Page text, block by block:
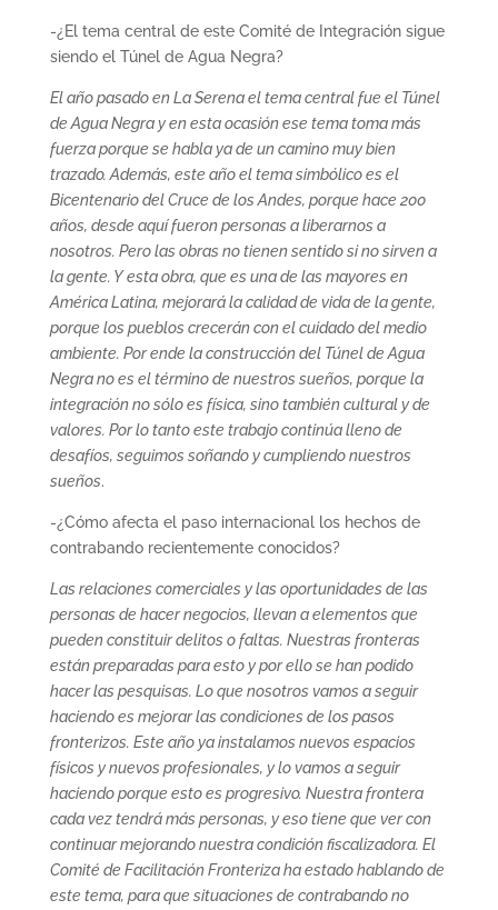
-¿El tema central de este Comité de Integración sigue
siendo el Túnel de Agua Negra?
El año pasado en La Serena el tema central fue el Túnel
de Agua Negra y en esta ocasión ese tema toma más
fuerza porque se habla ya de un camino muy bien
trazado. Además, este año el tema simbólico es el
Bicentenario del Cruce de los Andes, porque hace 200
años, desde aquí fueron personas a liberarnos a
nosotros. Pero las obras no tienen sentido si no sirven a
la gente. Y esta obra, que es una de las mayores en
América Latina, mejorará la calidad de vida de la gente,
porque los pueblos crecerán con el cuidado del medio
ambiente. Por ende la construcción del Túnel de Agua
Negra no es el término de nuestros sueños, porque la
integración no sólo es física, sino también cultural y de
valores. Por lo tanto este trabajo continúa lleno de
desafíos, seguimos soñando y cumpliendo nuestros
sueños.
-¿Cómo afecta el paso internacional los hechos de
contrabando recientemente conocidos?
Las relaciones comerciales y las oportunidades de las
personas de hacer negocios, llevan a elementos que
pueden constituir delitos o faltas. Nuestras fronteras
están preparadas para esto y por ello se han podido
hacer las pesquisas. Lo que nosotros vamos a seguir
haciendo es mejorar las condiciones de los pasos
fronterizos. Este año ya instalamos nuevos espacios
físicos y nuevos profesionales, y lo vamos a seguir
haciendo porque esto es progresivo. Nuestra frontera
cada vez tendrá más personas, y eso tiene que ver con
continuar mejorando nuestra condición fiscalizadora. El
Comité de Facilitación Fronteriza ha estado hablando de
este tema, para que situaciones de contrabando no